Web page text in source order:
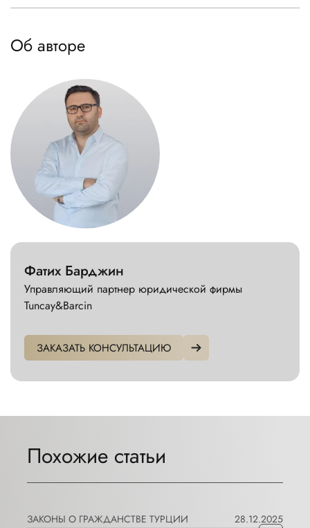
Об авторе
Фатих Барджин
Управляющий партнер юридической фирмы
Tuncay&Barcin
ЗАКАЗАТЬ КОНСУЛЬТАЦИЮ
Похожие статьи
ЗАКОНЫ О ГРАЖДАНСТВЕ ТУРЦИИ 28.12.2025